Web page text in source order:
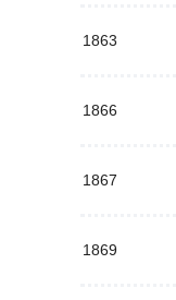
1863
1866
1867
1869